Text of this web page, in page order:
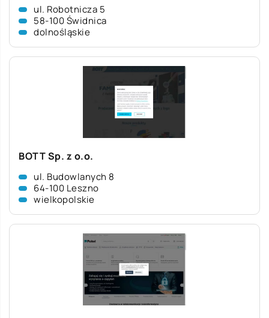
ul. Robotnicza 5
58-100 Świdnica
dolnośląskie
BOTT Sp. z o.o.
ul. Budowlanych 8
64-100 Leszno
wielkopolskie